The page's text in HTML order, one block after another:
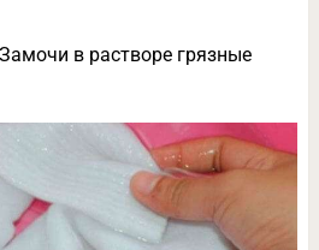
в растворе грязные